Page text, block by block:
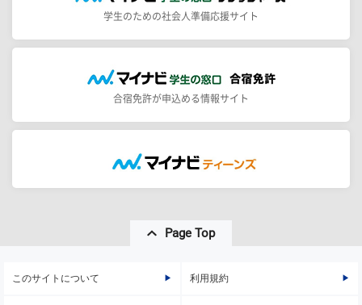
学生のための社会人準備応援サイト
合宿免許が申込める情報サイト
Page Top
このサイトについて 利用規約